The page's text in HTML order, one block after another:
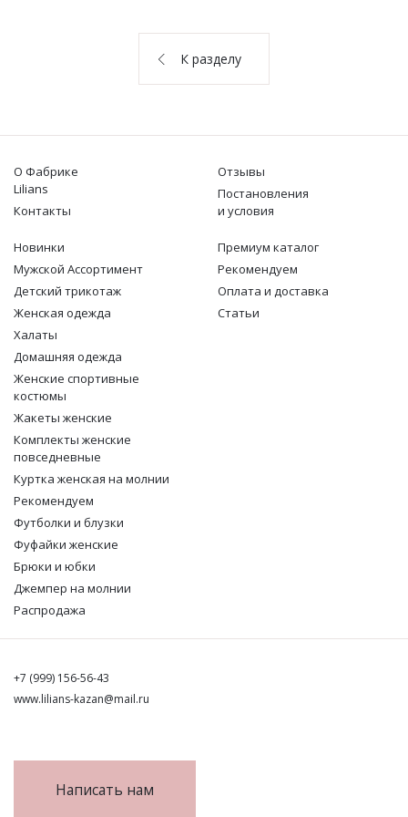
К разделу
О Фабрике
Lilians
Контакты
Отзывы
Постановления
и условия
Новинки
Мужской Ассортимент
Детcкий трикотаж
Женская одежда
Халаты
Домашняя одежда
Женские спортивные
костюмы
Жакеты женские
Комплекты женские
повседневные
Куртка женская на молнии
Рекомендуем
Футболки и блузки
Фуфайки женские
Брюки и юбки
Джемпер на молнии
Распродажа
Премиум каталог
Рекомендуем
Оплата и доставка
Статьи
+7 (999) 156-56-43
www.lilians-kazan@mail.ru
Написать нам